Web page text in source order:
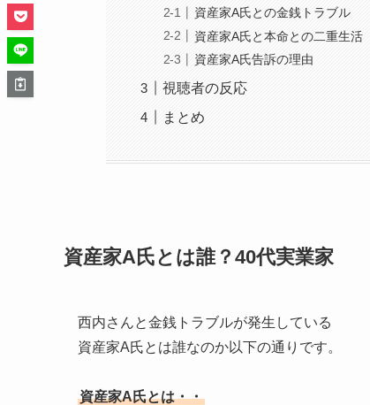
資産家A氏との金銭トラブル
資産家A氏と本命との二重生活
資産家A氏告訴の理由
視聴者の反応
まとめ
資産家A氏とは誰？40代実業家
西内さんと金銭トラブルが発生している
資産家A氏とは誰なのか以下の通りです。
資産家A氏とは・・